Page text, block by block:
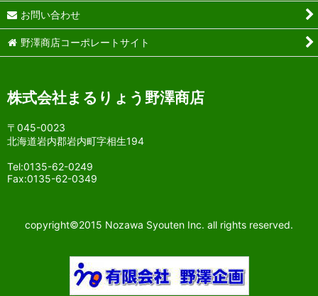
お問い合わせ
野澤商店コーポレートサイト
株式会社まるりょう野澤商店
〒045-0023
北海道岩内郡岩内町字相生194
Tel:0135-62-0249
Fax:0135-62-0349
copyright©2015 Nozawa Syouten Inc. all rights reserved.